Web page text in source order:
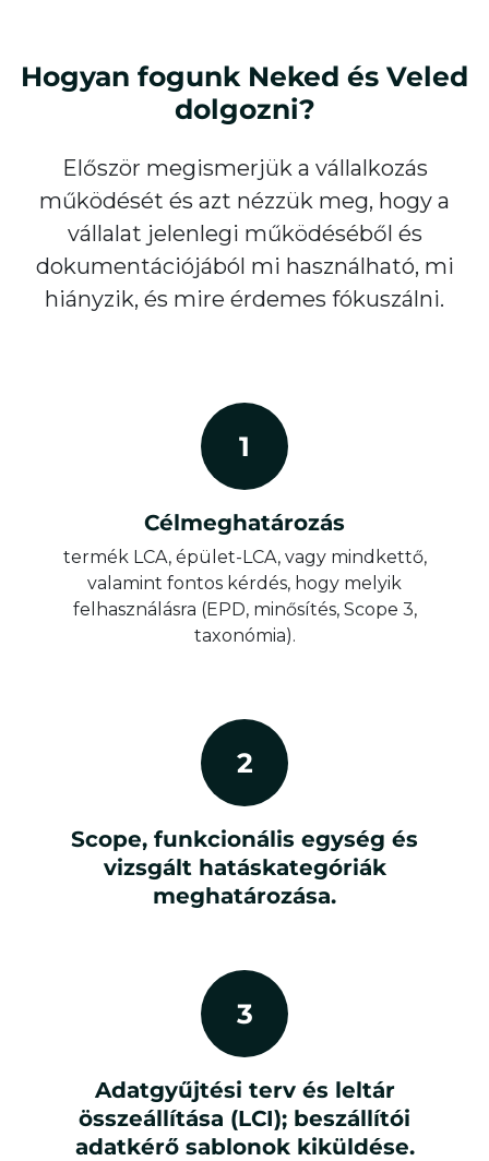
Hogyan fogunk Neked és Veled
dolgozni?
Először megismerjük a vállalkozás
működését és azt nézzük meg, hogy a
vállalat jelenlegi működéséből és
dokumentációjából mi használható, mi
hiányzik, és mire érdemes fókuszálni.
1
Célmeghatározás
termék LCA, épület-LCA, vagy mindkettő,
valamint fontos kérdés, hogy melyik
felhasználásra (EPD, minősítés, Scope 3,
taxonómia).
2
Scope, funkcionális egység és
vizsgált hatáskategóriák
meghatározása.
3
Adatgyűjtési terv és leltár
összeállítása (LCI); beszállítói
adatkérő sablonok kiküldése.